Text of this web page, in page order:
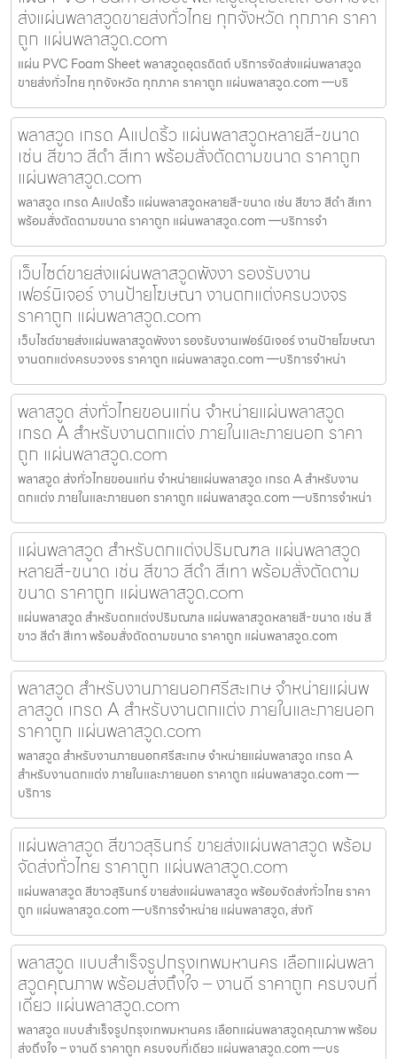
ส่งแผ่นพลาสวูดขายส่งทั่วไทย ทุกจังหวัด ทุกภาค ราคา
ถูก แผ่นพลาสวูด.com
แผ่น PVC Foam Sheet พลาสวูดอุตรดิตถ์ บริการจัดส่งแผ่นพลาสวูด
ขายส่งทั่วไทย ทุกจังหวัด ทุกภาค ราคาถูก แผ่นพลาสวูด.com —บริ
พลาสวูด เกรด Aแปดริ้ว แผ่นพลาสวูดหลายสี-ขนาด
เช่น สีขาว สีดำ สีเทา พร้อมสั่งตัดตามขนาด ราคาถูก
แผ่นพลาสวูด.com
พลาสวูด เกรด Aแปดริ้ว แผ่นพลาสวูดหลายสี-ขนาด เช่น สีขาว สีดำ สีเทา
พร้อมสั่งตัดตามขนาด ราคาถูก แผ่นพลาสวูด.com —บริการจำ
เว็บไซต์ขายส่งแผ่นพลาสวูดพังงา รองรับงาน
เฟอร์นิเจอร์ งานป้ายโฆษณา งานตกแต่งครบวงจร
ราคาถูก แผ่นพลาสวูด.com
เว็บไซต์ขายส่งแผ่นพลาสวูดพังงา รองรับงานเฟอร์นิเจอร์ งานป้ายโฆษณา
งานตกแต่งครบวงจร ราคาถูก แผ่นพลาสวูด.com —บริการจำหน่า
พลาสวูด ส่งทั่วไทยขอนแก่น จำหน่ายแผ่นพลาสวูด
เกรด A สำหรับงานตกแต่ง ภายในและภายนอก ราคา
ถูก แผ่นพลาสวูด.com
พลาสวูด ส่งทั่วไทยขอนแก่น จำหน่ายแผ่นพลาสวูด เกรด A สำหรับงาน
ตกแต่ง ภายในและภายนอก ราคาถูก แผ่นพลาสวูด.com —บริการจำหน่า
แผ่นพลาสวูด สำหรับตกแต่งปริมณฑล แผ่นพลาสวูด
หลายสี-ขนาด เช่น สีขาว สีดำ สีเทา พร้อมสั่งตัดตาม
ขนาด ราคาถูก แผ่นพลาสวูด.com
แผ่นพลาสวูด สำหรับตกแต่งปริมณฑล แผ่นพลาสวูดหลายสี-ขนาด เช่น สี
ขาว สีดำ สีเทา พร้อมสั่งตัดตามขนาด ราคาถูก แผ่นพลาสวูด.com
พลาสวูด สำหรับงานภายนอกศรีสะเกษ จำหน่ายแผ่นพ
ลาสวูด เกรด A สำหรับงานตกแต่ง ภายในและภายนอก
ราคาถูก แผ่นพลาสวูด.com
พลาสวูด สำหรับงานภายนอกศรีสะเกษ จำหน่ายแผ่นพลาสวูด เกรด A
สำหรับงานตกแต่ง ภายในและภายนอก ราคาถูก แผ่นพลาสวูด.com —
บริการ
แผ่นพลาสวูด สีขาวสุรินทร์ ขายส่งแผ่นพลาสวูด พร้อม
จัดส่งทั่วไทย ราคาถูก แผ่นพลาสวูด.com
แผ่นพลาสวูด สีขาวสุรินทร์ ขายส่งแผ่นพลาสวูด พร้อมจัดส่งทั่วไทย ราคา
ถูก แผ่นพลาสวูด.com —บริการจำหน่าย แผ่นพลาสวูด, ส่งทั
พลาสวูด แบบสำเร็จรูปกรุงเทพมหานคร เลือกแผ่นพลา
สวูดคุณภาพ พร้อมส่งถึงใจ – งานดี ราคาถูก ครบจบที่
เดียว แผ่นพลาสวูด.com
พลาสวูด แบบสำเร็จรูปกรุงเทพมหานคร เลือกแผ่นพลาสวูดคุณภาพ พร้อม
ส่งถึงใจ – งานดี ราคาถูก ครบจบที่เดียว แผ่นพลาสวูด.com —บร